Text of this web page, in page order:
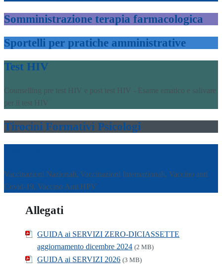
Somministrazione terapia farmacologica
Sportelli per pratiche amministrative
Test HIV
Counselling pre test HIV e post test HIV - Esame ematico e salivare
per il test HIV
Tirocini Formativi Psicologi
Vaccinazioni Nazionali, Vaccinazioni Internazionali, Vaccino anti
Covid-19, Vaccino Anti HPV
Allegati
GUIDA ai SERVIZI ZERO-DICIASSETTE
aggiornamento dicembre 2024 (2 MB)
GUIDA ai SERVIZI 2026 (3 MB)